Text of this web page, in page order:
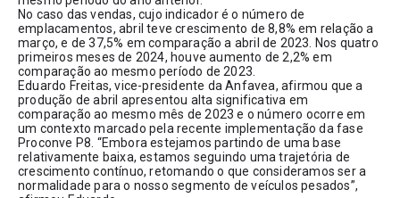
No caso das vendas, cujo indicador é o número de
emplacamentos, abril teve crescimento de 8,8% em relação a
março, e de 37,5% em comparação a abril de 2023. Nos quatro
primeiros meses de 2024, houve aumento de 2,2% em
comparação ao mesmo período de 2023.
Eduardo Freitas, vice-presidente da Anfavea, afirmou que a
produção de abril apresentou alta significativa em
comparação ao mesmo mês de 2023 e o número ocorre em
um contexto marcado pela recente implementação da fase
Proconve P8. “Embora estejamos partindo de uma base
relativamente baixa, estamos seguindo uma trajetória de
crescimento contínuo, retomando o que consideramos ser a
normalidade para o nosso segmento de veículos pesados”,